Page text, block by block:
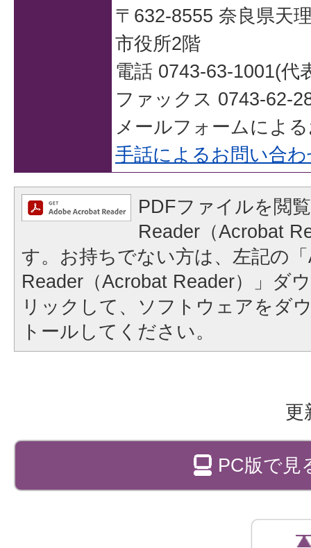
〒632-8555 奈良県天
市役所2階
電話 0743-63-1001(代
ファックス 0743-62-
メールフォームによ
手話によるお問い合
PDFファイルを閲
Reader（Acrobat
す。お持ちでない方は、左記の
Reader（Acrobat Reader）」ダ
リックして、ソフトウェアをダ
トールしてください。
更
PC版で見